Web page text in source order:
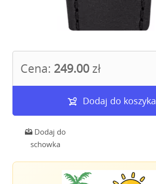
Cena: 249.00 zł
Dodaj do koszyka
Dodaj do
schowka